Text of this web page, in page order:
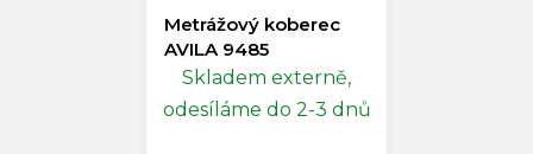
Metrážový koberec
AVILA 9485
Skladem externě,
odesíláme do 2-3 dnů